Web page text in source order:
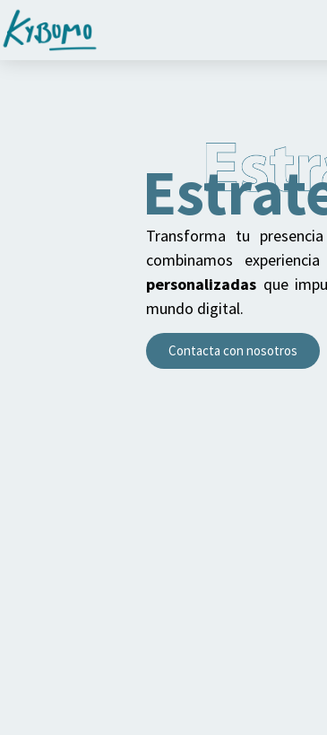
Transforma tu
combinamos
personalizadas que
mundo
Contacta con nosotros